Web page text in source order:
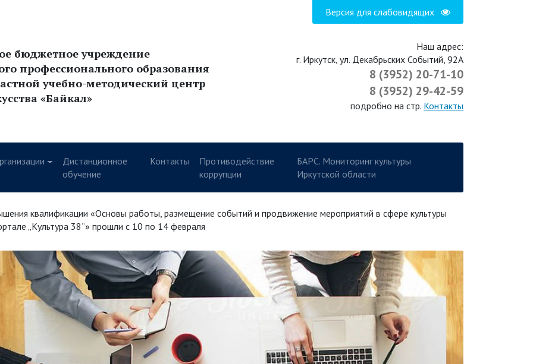
Версия для слабовидящих
бюджетное учреждение
профессионального образования
учебно-методический центр
«Байкал»
Наш адрес:
г. Иркутск, ул. Декабрьских Событий, 92А
8 (3952) 20-71-10
8 (3952) 29-42-59
подробно на стр. Контакты
Дистанционное
обучение
Контакты
Противодействие
коррупции
БАРС. Мониторинг культуры
Иркутской области
квалификации «Основы работы, размещение событий и продвижение мероприятий в сфере культуры
„Культура 38“» прошли с 10 по 14 февраля